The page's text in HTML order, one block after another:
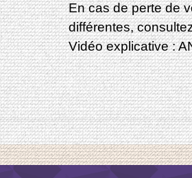
En cas de perte de
différentes,
Vidéo explicative :